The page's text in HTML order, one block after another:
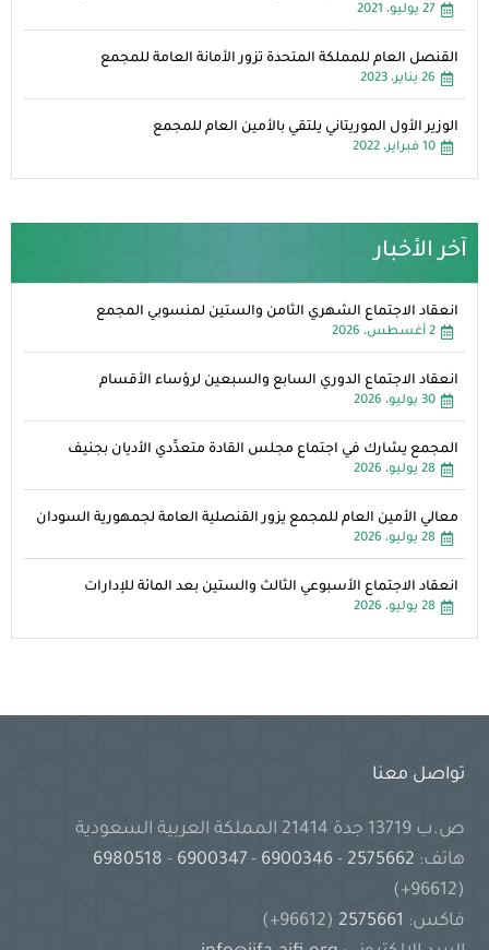
27 يوليو، 2021
القنصل العام للمملكة المتحدة تزور الأمانة العامة للمجمع
26 يناير، 2023
الوزير الأول الموريتاني يلتقي بالأمين العام للمجمع
10 فبراير، 2022
آخر الأخبار
انعقاد الاجتماع الشهري الثامن والستين لمنسوبي المجمع
2 أغسطس، 2026
انعقاد الاجتماع الدوري السابع والسبعين لرؤساء الأقسام
30 يوليو، 2026
المجمع يشارك في اجتماع مجلس القادة متعدِّدي الأديان بجنيف
28 يوليو، 2026
معالي الأمين العام للمجمع يزور القنصلية العامة لجمهورية السودان
28 يوليو، 2026
انعقاد الاجتماع الأسبوعي الثالث والستين بعد المائة للإدارات
28 يوليو، 2026
تواصل معنا
ص.ب 13719 جدة 21414 المملكة العربية السعودية
هاتف:
-
6900346
-
6900347
-
(96612+)
فاكس:
(96612+)